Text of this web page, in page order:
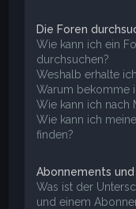
Die Foren
Wie kann ich ein
durchsuchen?
Weshalb erhalte
Warum bekomme
Wie kann ich nach
Wie kann ich
finden?
Abonnements
Was ist der
und einem